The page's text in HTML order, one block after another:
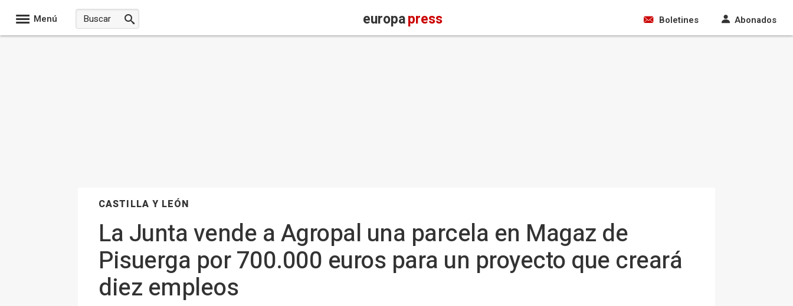
Menú europapress Boletines Abonados
CASTILLA Y LEÓN
La Junta vende a Agropal una parcela en Magaz de
Pisuerga por 700.000 euros para un proyecto que creará
diez empleos